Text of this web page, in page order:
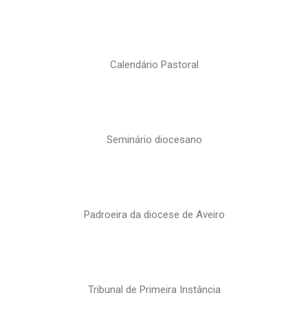
Calendário Pastoral
Seminário diocesano
Padroeira da diocese de Aveiro
Tribunal de Primeira Instância